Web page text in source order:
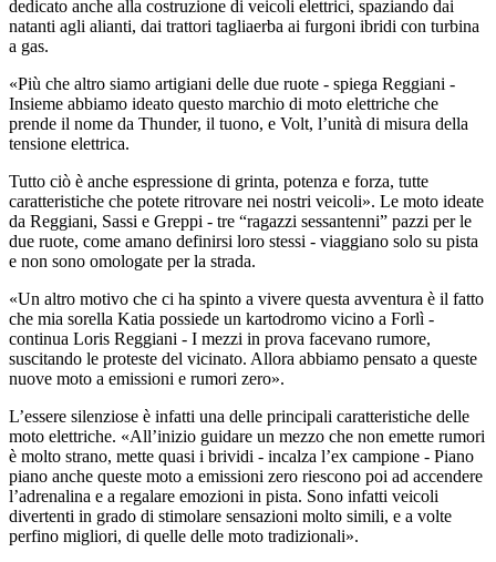
dedicato anche alla costruzione di veicoli elettrici, spaziando dai
natanti agli alianti, dai trattori tagliaerba ai furgoni ibridi con turbina
a gas.
«Più che altro siamo artigiani delle due ruote - spiega Reggiani -
Insieme abbiamo ideato questo marchio di moto elettriche che
prende il nome da Thunder, il tuono, e Volt, l’unità di misura della
tensione elettrica.
Tutto ciò è anche espressione di grinta, potenza e forza, tutte
caratteristiche che potete ritrovare nei nostri veicoli». Le moto ideate
da Reggiani, Sassi e Greppi - tre “ragazzi sessantenni” pazzi per le
due ruote, come amano definirsi loro stessi - viaggiano solo su pista
e non sono omologate per la strada.
«Un altro motivo che ci ha spinto a vivere questa avventura è il fatto
che mia sorella Katia possiede un kartodromo vicino a Forlì -
continua Loris Reggiani - I mezzi in prova facevano rumore,
suscitando le proteste del vicinato. Allora abbiamo pensato a queste
nuove moto a emissioni e rumori zero».
L’essere silenziose è infatti una delle principali caratteristiche delle
moto elettriche. «All’inizio guidare un mezzo che non emette rumori
è molto strano, mette quasi i brividi - incalza l’ex campione - Piano
piano anche queste moto a emissioni zero riescono poi ad accendere
l’adrenalina e a regalare emozioni in pista. Sono infatti veicoli
divertenti in grado di stimolare sensazioni molto simili, e a volte
perfino migliori, di quelle delle moto tradizionali».